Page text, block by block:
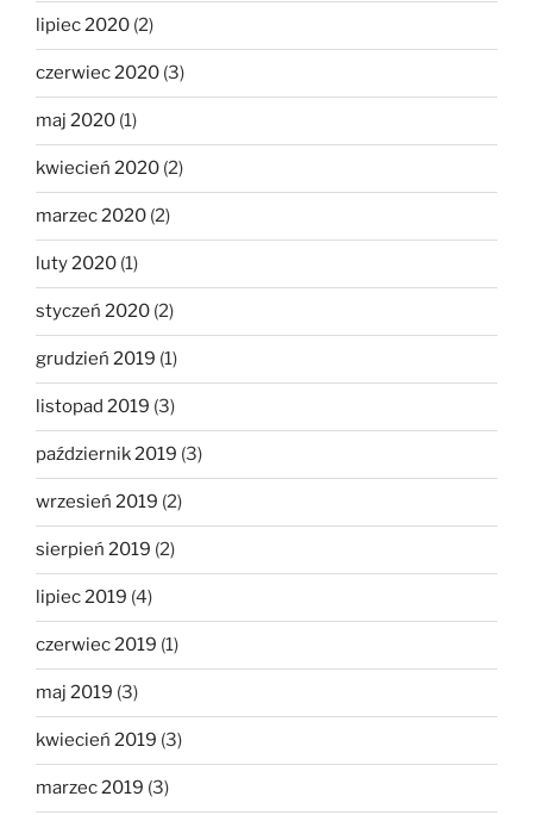
lipiec 2020 (2)
czerwiec 2020 (3)
maj 2020 (1)
kwiecień 2020 (2)
marzec 2020 (2)
luty 2020 (1)
styczeń 2020 (2)
grudzień 2019 (1)
listopad 2019 (3)
październik 2019 (3)
wrzesień 2019 (2)
sierpień 2019 (2)
lipiec 2019 (4)
czerwiec 2019 (1)
maj 2019 (3)
kwiecień 2019 (3)
marzec 2019 (3)